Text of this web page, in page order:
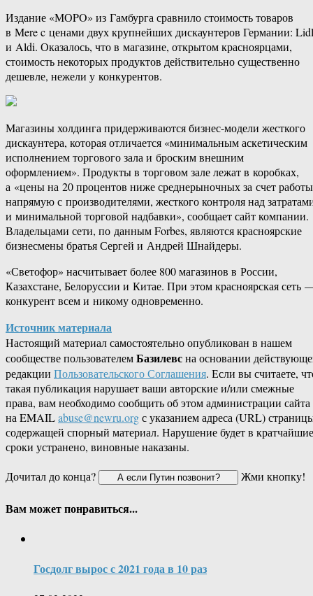
Издание «МОPO» из Гамбурга сравнило стоимость товаров
в Mere c ценами двух крупнейших дискаунтеров Германии: Lidl
и Aldi. Оказалось, что в магазине, открытом красноярцами,
стоимость некоторых продуктов действительно существенно
дешевле, нежели у конкурентов.
Магазины холдинга придерживаются бизнес-модели жесткого
дискаунтера, которая отличается «минимальным аскетическим
исполнением торгового зала и броским внешним
оформлением». Продукты в торговом зале лежат в коробках,
а «цены на 20 процентов ниже среднерыночных за счет работы
напрямую с производителями, жесткого контроля над
и минимальной торговой надбавки», сообщает сайт компании.
Владельцами сети, по данным Forbes, являются красноярские
бизнесмены братья Сергей и Андрей Шнайдеры.
«Светофор» насчитывает более 800 магазинов в России,
Казахстане, Белоруссии и Китае. При этом красноярская сеть
конкурент всем и никому одновременно.
Источник материала
Настоящий материал самостоятельно опубликован в нашем
сообществе пользователемБазилевсна основании
редакции Пользовательского Соглашения. Если вы считаете,
такая публикация нарушает ваши авторские и/или смежные
права, вам необходимо сообщить об этом администрации сайта
на EMAILabuse@newru.orgс указанием адреса (URL)
содержащей спорный материал. Нарушение будет в кратчайшие
сроки устранено, виновные наказаны.
Дочитал до конца?
Жми кнопку!
Вам может понравиться...
Госдолг вырос с 2021 года в 10 раз